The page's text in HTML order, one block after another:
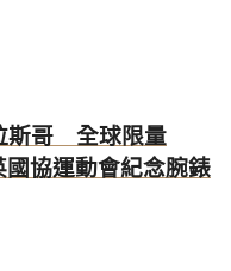
斯哥 全球限量
協運動會紀念腕錶